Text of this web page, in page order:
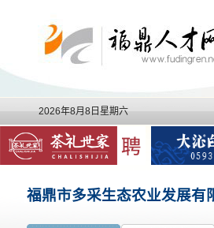
2026年8月8日星期六
福鼎市多采生态农业发展有